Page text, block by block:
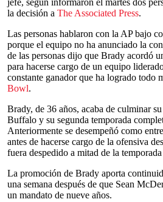
jefe, según informaron el martes dos
la decisión a The Associated Press.
Las personas hablaron con la AP bajo
porque el equipo no ha anunciado la
de las personas dijo que Brady acordó
para hacerse cargo de un equipo
constante ganador que ha logrado todo
Bowl.
Brady, de 36 años, acaba de culminar
Buffalo y su segunda temporada
Anteriormente se desempeñó como
antes de hacerse cargo de la ofensiva
fuera despedido a mitad de la
La promoción de Brady aporta
una semana después de que Sean
un mandato de nueve años.